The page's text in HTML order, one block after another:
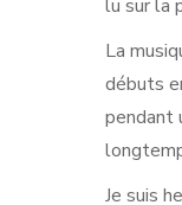
lu sur la
La
débuts
pendant
Je suis